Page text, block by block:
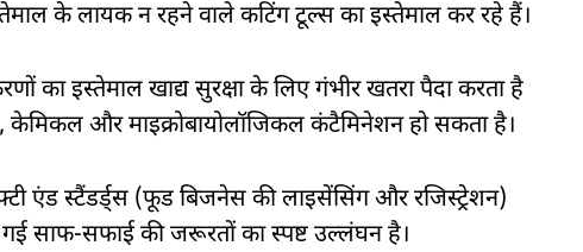
के लायक न रहने वाले कटिंग टूल्स का इस्तेमाल कर रहे हैं।
इस्तेमाल खाद्य सुरक्षा के लिए गंभीर खतरा पैदा करता है
केमिकल और माइक्रोबायोलॉजिकल कंटैमिनेशन हो सकता है।
एंड स्टैंडर्ड्स (फूड बिजनेस की लाइसेंसिंग और रजिस्ट्रेशन)
साफ-सफाई की जरूरतों का स्पष्ट उल्लंघन है।